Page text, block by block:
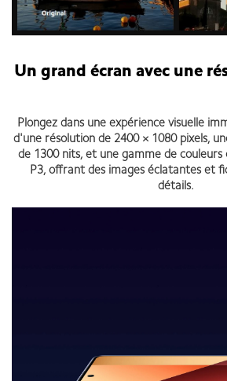
Un grand écran avec une
Plongez dans une expérience visuelle
d'une résolution de 2400 × 1080 pixels,
de 1300 nits, et une gamme de couleurs
P3, offrant des images éclatantes et
détails.